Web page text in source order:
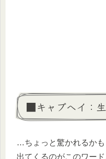
■キャブヘイ：
…ちょっと驚かれるか
出てくるのがこのワード